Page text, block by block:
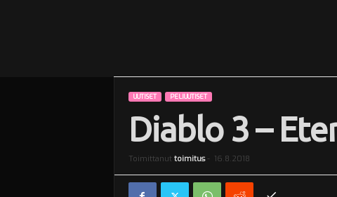
UUTISET PELIUUTISET
Diablo 3 –
Toimittanut toimitus- 16.8.2018